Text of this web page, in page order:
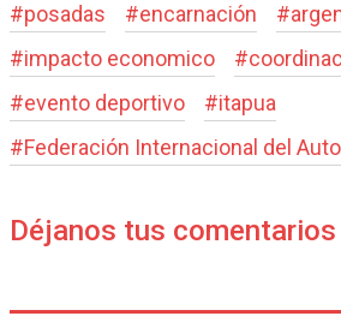
#posadas #encarnación #
#impacto economico #
#evento deportivo #itapua
#Federación Internacional del
Déjanos tus comentarios